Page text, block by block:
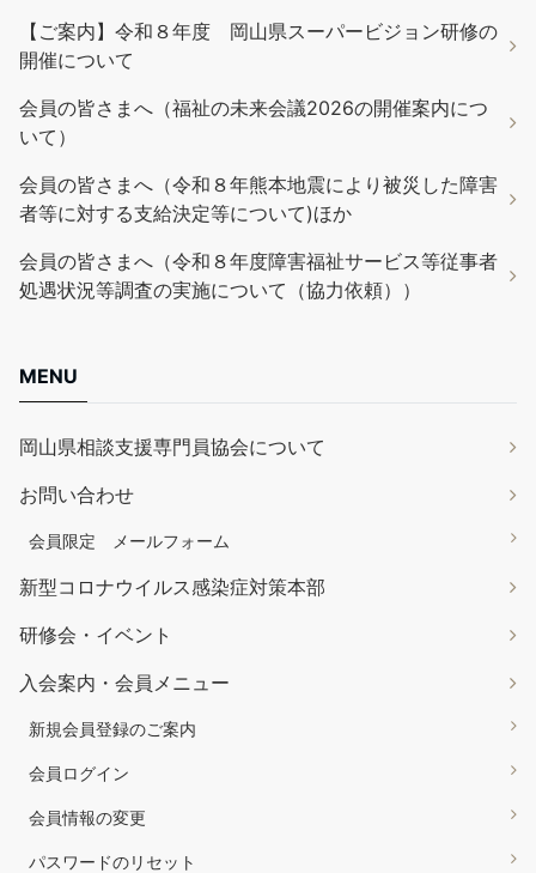
【ご案内】令和８年度 岡山県スーパービジョン研修の
開催について
会員の皆さまへ（福祉の未来会議2026の開催案内につ
いて）
会員の皆さまへ（令和８年熊本地震により被災した障害
者等に対する支給決定等について)ほか
会員の皆さまへ（令和８年度障害福祉サービス等従事者
処遇状況等調査の実施について（協力依頼））
MENU
岡山県相談支援専門員協会について
お問い合わせ
会員限定 メールフォーム
新型コロナウイルス感染症対策本部
研修会・イベント
入会案内・会員メニュー
新規会員登録のご案内
会員ログイン
会員情報の変更
パスワードのリセット